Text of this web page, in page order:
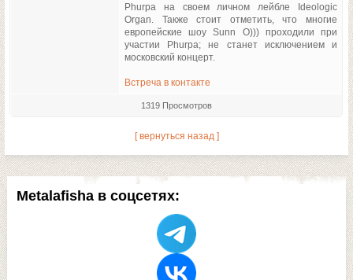
Metalafisha в соцсетях:
Phurpa на своем личном лейбле Ideologic
Organ. Также стоит отметить, что многие
европейские шоу Sunn O))) проходили при
участии Phurpa; не станет исключением и
московский концерт.
Встреча в контакте
1319 Просмотров
[ вернуться назад ]